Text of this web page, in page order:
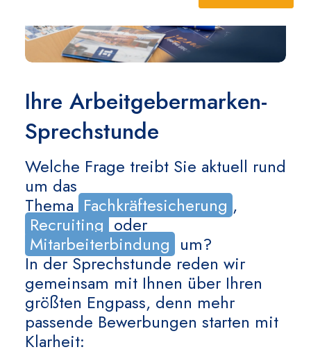
Ihre Arbeitgebermarken-
Sprechstunde
Welche Frage treibt Sie aktuell rund
um das
Thema Fachkräftesicherung ,
Recruiting oder
Mitarbeiterbindung um?
In der Sprechstunde reden wir
gemeinsam mit Ihnen über Ihren
größten Engpass, denn mehr
passende Bewerbungen starten mit
Klarheit: